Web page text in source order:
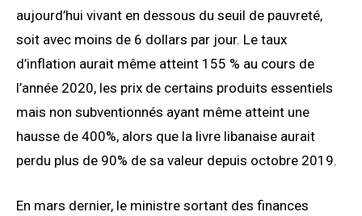
aujourd’hui vivant en dessous du seuil de pauvreté,
soit avec moins de 6 dollars par jour. Le taux
d’inflation aurait même atteint 155 % au cours de
l’année 2020, les prix de certains produits essentiels
mais non subventionnés ayant même atteint une
hausse de 400%, alors que la livre libanaise aurait
perdu plus de 90% de sa valeur depuis octobre 2019.
En mars dernier, le ministre sortant des finances